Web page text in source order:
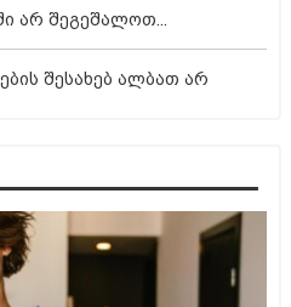
არ შეგეშალოთ...
შესახებ ალბათ არ